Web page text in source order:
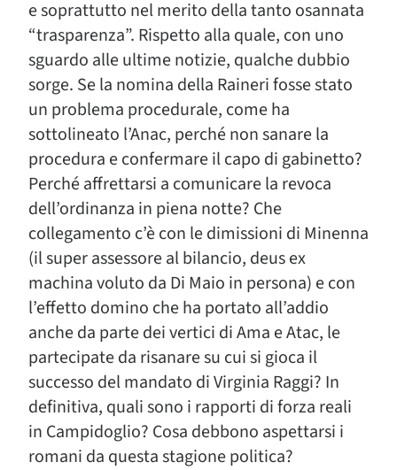
e soprattutto nel merito della tanto osannata
“trasparenza”. Rispetto alla quale, con uno
sguardo alle ultime notizie, qualche dubbio
sorge. Se la nomina della Raineri fosse stato
un problema procedurale, come ha
sottolineato l’Anac, perché non sanare la
procedura e confermare il capo di gabinetto?
Perché affrettarsi a comunicare la revoca
dell’ordinanza in piena notte? Che
collegamento c’è con le dimissioni di Minenna
(il super assessore al bilancio, deus ex
machina voluto da Di Maio in persona) e con
l’effetto domino che ha portato all’addio
anche da parte dei vertici di Ama e Atac, le
partecipate da risanare su cui si gioca il
successo del mandato di Virginia Raggi? In
definitiva, quali sono i rapporti di forza reali
in Campidoglio? Cosa debbono aspettarsi i
romani da questa stagione politica?